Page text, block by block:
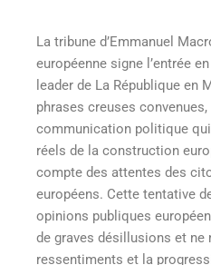
La tribune d’Emmanuel
européenne signe l’entrée
leader de La République en
phrases creuses
communication politique qui
réels de la construction
compte des attentes des
européens. Cette tentative
opinions publiques
de graves désillusions et ne
ressentiments et la